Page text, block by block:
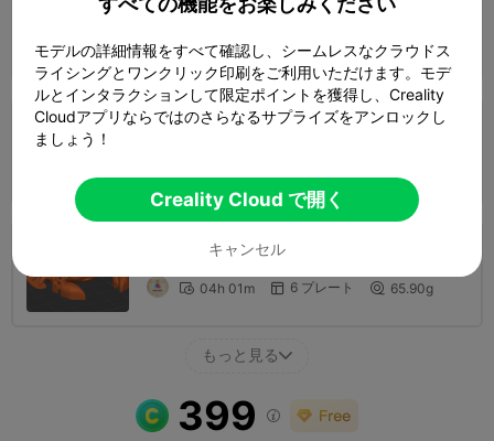
0.2mmレイヤー、2ウォール、15%インフィ
 01h 26m 2 プレート  23.14g
0.2mm layer, 2 walls, 15% infill
 04h 01m  6 プレート  65.90g
もっと見る
399 
モデルの詳細情報をすべて確認し、シームレスなクラウドス
ライシングとワンクリック印刷をご利用いただけます。モデ
ルとインタラクションして限定ポイントを獲得し、Creality
Cloudアプリならではのさらなるサプライズをアンロックし
ましょう！
Creality Cloud で開く
キャンセル